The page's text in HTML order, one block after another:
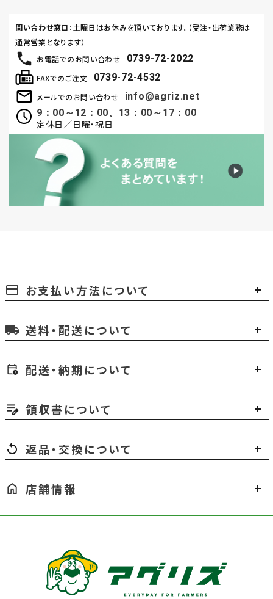
お電話でのお問い合わせ 0739-72-2022
メールでのお問い合わせ
info@agriz.net
9：00～12：00、13：00～17：00
定休日／日曜・祝日
FAXでのご注文 0739-72-4532
問い合わせ窓口 ：土曜日はお休みを頂いております。（受注・出荷業務は
通常営業となります）
payment お支払い方法について
local_shipping 送料・配送について
配送・納期について
領収書について
返品・交換について
店舗情報